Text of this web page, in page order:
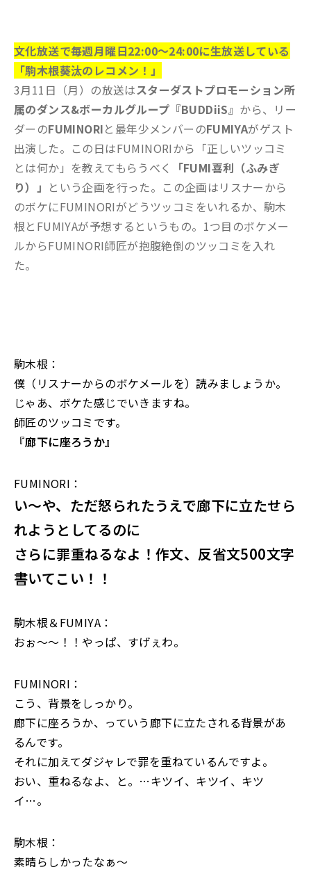
文化放送で毎週月曜日22:00～24:00に生放送している
「駒木根葵汰のレコメン！」
3月11日（月）の放送はスターダストプロモーション所
属のダンス&ボーカルグループ『BUDDiiS』 から、リー
ダーのFUMINORIと最年少メンバーのFUMIYAがゲスト
出演した。この日はFUMINORIから「正しいツッコミ
とは何か」を教えてもらうべく
「FUMI喜利（ふみぎ
り）」 という企画を行った。この企画はリスナーから
のボケにFUMINORIがどうツッコミをいれるか、駒木
根とFUMIYAが予想するというもの。1つ目のボケメー
ルからFUMINORI師匠が抱腹絶倒のツッコミを入れ
た。
駒木根：
僕（リスナーからのボケメールを）読みましょうか。
じゃあ、ボケた感じでいきますね。
師匠のツッコミです。
『廊下に座ろうか』
FUMINORI：
い～や、ただ怒られたうえで廊下に立たせら
れようとしてるのに
さらに罪重ねるなよ！作文、反省文500文字
書いてこい！！
駒木根＆FUMIYA：
おぉ～～！！やっぱ、すげぇわ。
FUMINORI：
こう、背景をしっかり。
廊下に座ろうか、っていう廊下に立たされる背景があ
るんです。
それに加えてダジャレで罪を重ねているんですよ。
おい、重ねるなよ、と。…キツイ、キツイ、キツ
イ…。
駒木根：
素晴らしかったなぁ～